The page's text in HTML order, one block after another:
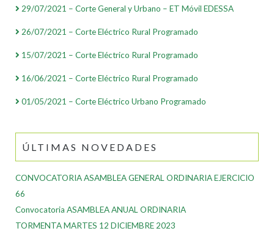
29/07/2021 – Corte General y Urbano – ET Móvil EDESSA
26/07/2021 – Corte Eléctrico Rural Programado
15/07/2021 – Corte Eléctrico Rural Programado
16/06/2021 – Corte Eléctrico Rural Programado
01/05/2021 – Corte Eléctrico Urbano Programado
ÚLTIMAS NOVEDADES
CONVOCATORIA ASAMBLEA GENERAL ORDINARIA EJERCICIO
66
Convocatoria ASAMBLEA ANUAL ORDINARIA
TORMENTA MARTES 12 DICIEMBRE 2023